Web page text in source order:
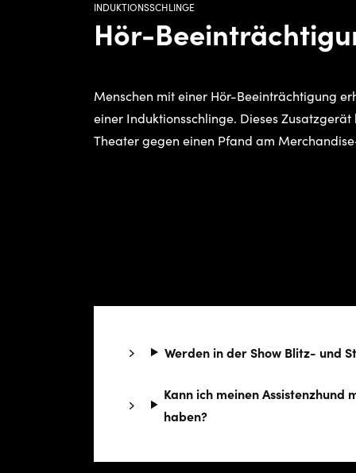
INDUKTIONSSCHLINGE
Hör-
Menschen mit einer Hör-Beeinträchtigung
einer Induktionsschlinge. Dieses
Theater gegen einen Pfand am
Werden in der Show Blitz- und
Kann ich meinen
haben?